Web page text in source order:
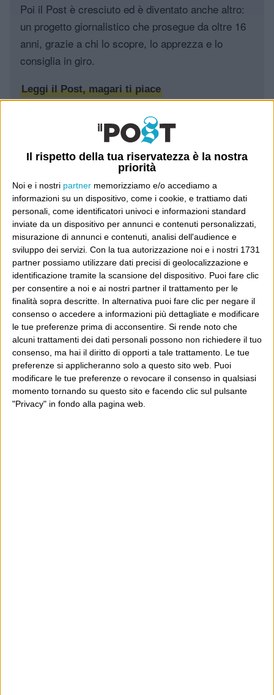
Il rispetto della tua riservatezza è la nostra
priorità
Noi e i nostri partner memorizziamo e/o accediamo a
informazioni su un dispositivo, come i cookie, e trattiamo dati
personali, come identificatori univoci e informazioni standard
inviate da un dispositivo per annunci e contenuti personalizzati,
misurazione di annunci e contenuti, analisi dell'audience e
sviluppo dei servizi. Con la tua autorizzazione noi e i nostri 1731
partner possiamo utilizzare dati precisi di geolocalizzazione e
identificazione tramite la scansione del dispositivo. Puoi fare clic
per consentire a noi e ai nostri partner il trattamento per le
finalità sopra descritte. In alternativa puoi fare clic per negare il
consenso o accedere a informazioni più dettagliate e modificare
le tue preferenze prima di acconsentire. Si rende noto che
alcuni trattamenti dei dati personali possono non richiedere il tuo
consenso, ma hai il diritto di opporti a tale trattamento. Le tue
preferenze si applicheranno solo a questo sito web. Puoi
modificare le tue preferenze o revocare il consenso in qualsiasi
momento tornando su questo sito e facendo clic sul pulsante
"Privacy" in fondo alla pagina web.
Poi il Post è cresciuto ed è diventato anche altro:
un progetto giornalistico che prosegue da oltre 16
anni, grazie a chi lo scopre, lo apprezza e lo
consiglia in giro.
Leggi il Post, magari ti piace
Wittgenstein
POST PRECEDENTE
Sono fuori per l’indulto
POST SUCCESSIVO
Bravi
E per i regali di Natale